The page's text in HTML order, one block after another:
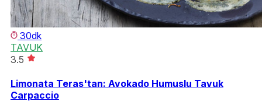
30dk
TAVUK
3.5
Limonata Teras'tan: Avokado Humuslu Tavuk
Carpaccio